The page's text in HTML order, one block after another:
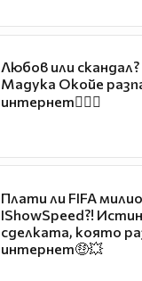
Любов или
Мадука Окойе
интернет❤️‍🔥🔥
Плати ли FIFA
IShowSpeed?!
сделката, която
интернет🤑💥